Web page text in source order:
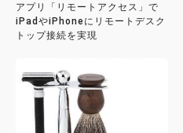
アプリ「リモートアクセス」で
iPadやiPhoneにリモートデスク
トップ接続を実現